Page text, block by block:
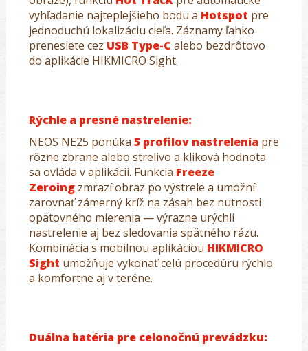
vyhľadanie najteplejšieho bodu a Hotspot pre
jednoduchú lokalizáciu cieľa. Záznamy ľahko
prenesiete cez USB Type-C alebo bezdrôtovo
do aplikácie HIKMICRO Sight.
Rýchle a presné nastrelenie:
NEOS NE25 ponúka 5 profilov nastrelenia pre
rôzne zbrane alebo strelivo a kliková hodnota
sa ovláda v aplikácii. Funkcia Freeze
Zeroing zmrazí obraz po výstrele a umožní
zarovnať zámerný kríž na zásah bez nutnosti
opätovného mierenia — výrazne urýchli
nastrelenie aj bez sledovania spätného rázu.
Kombinácia s mobilnou aplikáciou HIKMICRO
Sight umožňuje vykonať celú procedúru rýchlo
a komfortne aj v teréne.
Duálna batéria pre celonočnú prevádzku: